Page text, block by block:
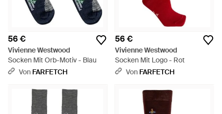
56 €
Vivienne Westwood
Socken Mit Orb-Motiv - Blau
Von FARFETCH
56 €
Vivienne Westwood
Socken Mit Logo - Rot
Von FARFETCH